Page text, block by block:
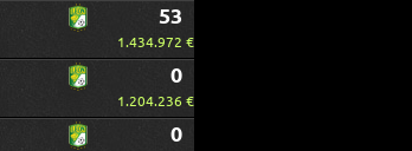
53
1.434.972 €
0
1.204.236 €
0